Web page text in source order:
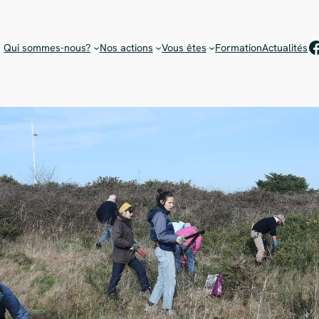
Qui sommes-nous? Nos actions Vous êtes FormationActualités